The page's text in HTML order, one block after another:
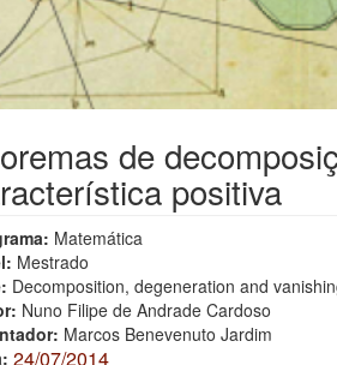
de
positiva
Matemática
Mestrado
Decomposition, degeneration and
Nuno Filipe de Andrade Cardoso
Marcos Benevenuto Jardim
24/07/2014